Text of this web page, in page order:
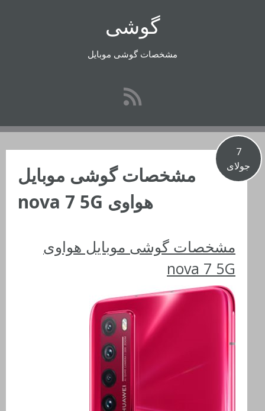
گوشی
مشخصات گوشی موبایل
7
جولای
مشخصات گوشی موبایل
هواوی nova 7 5G
مشخصات گوشی موبایل هواوی
nova 7 5G